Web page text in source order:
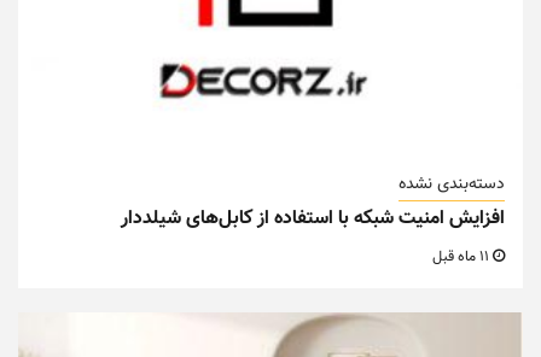
دسته‌بندی نشده
افزایش امنیت شبکه با استفاده از کابل‌های شیلددار